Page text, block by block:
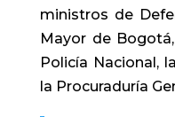
ministros de
Mayor de
Policía Nacional,
la Procuraduría